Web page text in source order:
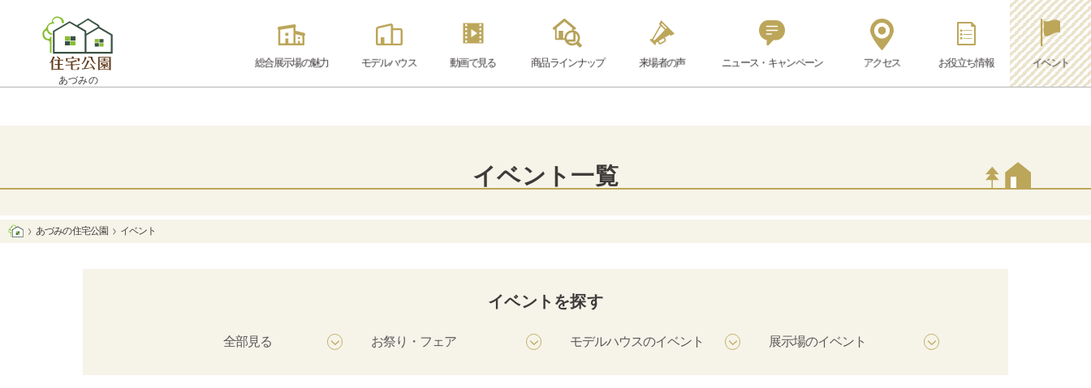
あづみの
総合展示場の魅力 モデルハウス 動画で見る 商品ラインナップ 来場者の声 ニュース・キャンペーン アクセス お役立ち情報 イベント
イベント一覧
あづみの 住宅公園 イベント
イベントを探す
全部見る お祭り・フェア モデルハウスのイベント 展示場のイベント